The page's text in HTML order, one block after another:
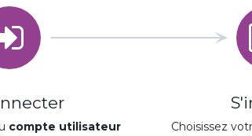
compte utilisateur
Choisissez